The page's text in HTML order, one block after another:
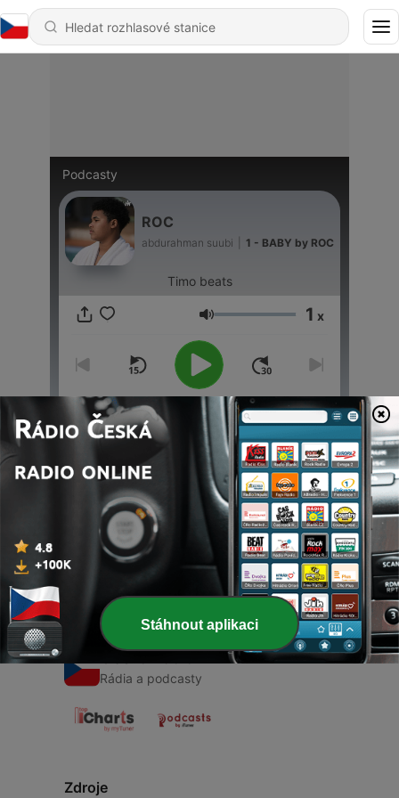
Podcasty
ROC
abdurahman suubi 1 - BABY by ROC
Timo beats
Hlasitost 1 x
00:00 00:00
Epizody
BABY by ROC
16 květen 2021
Rádia a podcasty
Zdroje
Stáhnout aplikaci